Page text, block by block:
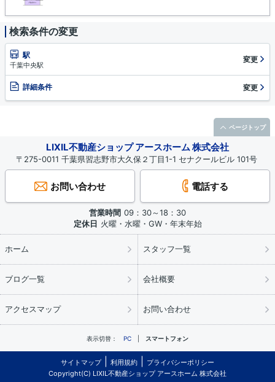
検索条件の変更
駅
千葉中央駅
変更
詳細条件 変更
LIXIL不動産ショップ アースホーム 株式会社
〒275-0011 千葉県習志野市大久保２丁目1-1 セナクールビル 101号
お問い合わせ 電話する
営業時間 09：30～18：30
定休日 火曜・水曜・GW・年末年始
ホーム スタッフ一覧
ブログ一覧 会社概要
アクセスマップ お問い合わせ
表示切替： PC スマートフォン
サイトマップ 利用規約
プライバシーポリシー
Copyright(C) LIXIL不動産ショップ アースホーム 株式会社
ページトップ